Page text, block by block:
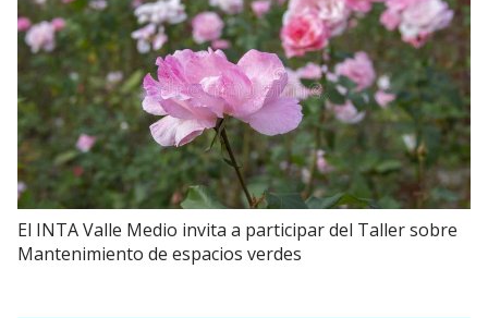
El INTA Valle Medio invita a participar del Taller sobre
Mantenimiento de espacios verdes